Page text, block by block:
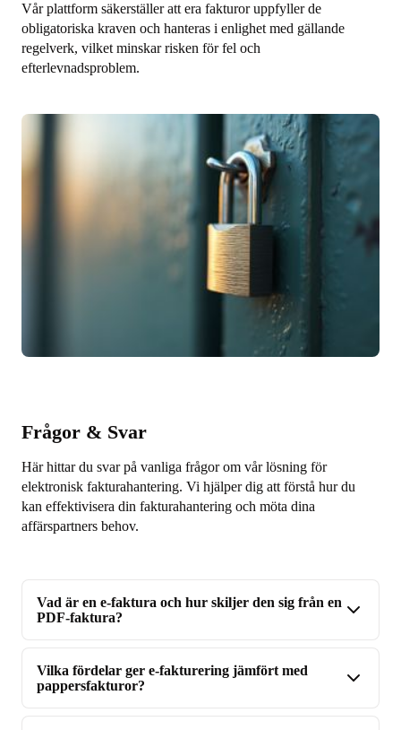
Vår plattform säkerställer att era fakturor uppfyller de
obligatoriska kraven och hanteras i enlighet med gällande
regelverk, vilket minskar risken för fel och
efterlevnadsproblem.
Frågor & Svar
Här hittar du svar på vanliga frågor om vår lösning för
elektronisk fakturahantering. Vi hjälper dig att förstå hur du
kan effektivisera din fakturahantering och möta dina
affärspartners behov.
Vad är en e-faktura och hur skiljer den sig från en
PDF-faktura?
Vilka fördelar ger e-fakturering jämfört med
pappersfakturor?